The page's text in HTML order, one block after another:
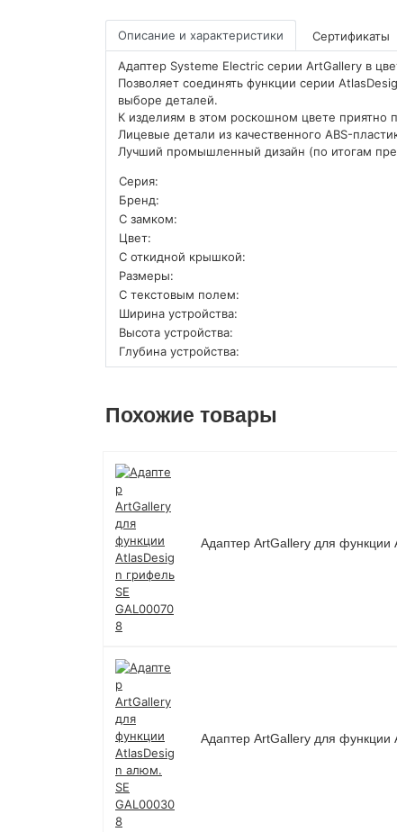
Описание и характеристики Сертификаты
Адаптер Systeme Electric серии ArtGallery в
Позволяет соединять функции серии
выборе деталей.
К изделиям в этом роскошном цвете приятно
Лицевые детали из качественного ABS-
Лучший промышленный дизайн (по итогам
Серия:
Бренд:
С замком:
Цвет:
С откидной крышкой:
Размеры:
С текстовым полем:
Ширина устройства:
Высота устройства:
Глубина устройства:
Похожие товары
Адаптер ArtGallery для функции
Адаптер ArtGallery для